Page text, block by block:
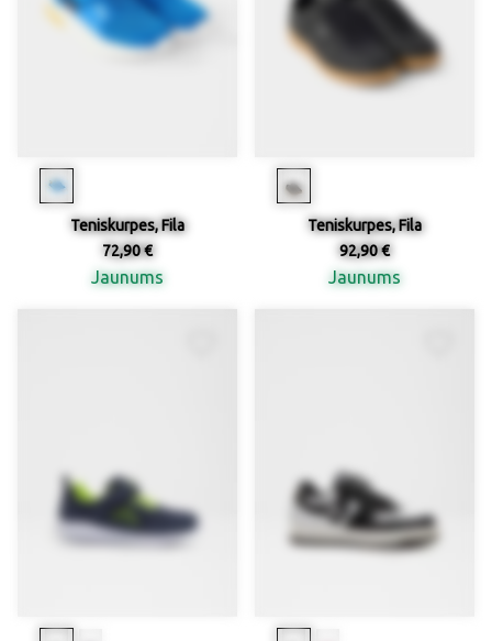
Teniskurpes, Fila
72,90 €
Jaunums
Teniskurpes, Fila
92,90 €
Jaunums